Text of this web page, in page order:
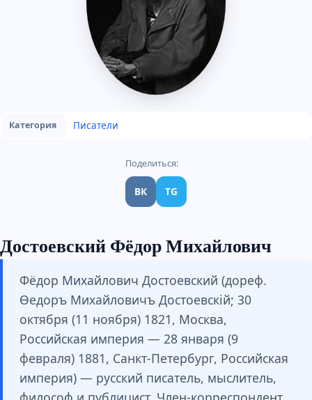
Категория Писатели
Поделиться:
ВК TG
Достоевский Фёдор Михайлович
Фёдор Михайлович Достоевский (дореф.
Ѳедоръ Михайловичъ Достоевскій; 30
октября (11 ноября) 1821, Москва,
Российская империя — 28 января (9
февраля) 1881, Санкт-Петербург, Российская
империя) — русский писатель, мыслитель,